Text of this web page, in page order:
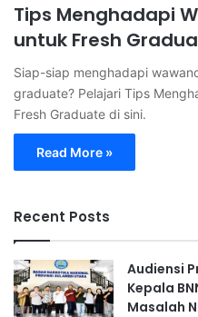
Tips Menghadapi
untuk Fresh
Siap-siap menghadapi
graduate? Pelajari Tips
Fresh Graduate di sini.
Read More »
Recent Posts
Audiensi
Kepala
Masalah